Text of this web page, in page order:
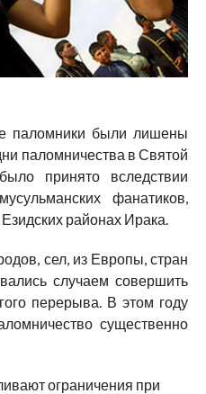
паломники были лишены
паломничества в Святой
принято вследствии
фанатиков,
районах Ирака.
сел, из Европы, стран
случаем совершить
перерыва. В этом году
существенно
ограничения при